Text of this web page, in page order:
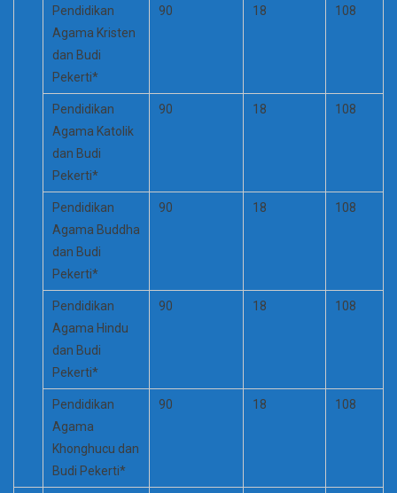
Pendidikan
Agama Kristen
dan Budi
Pekerti*
90 18 108
Pendidikan
Agama Katolik
dan Budi
Pekerti*
90 18 108
Pendidikan
Agama Buddha
dan Budi
Pekerti*
90 18 108
Pendidikan
Agama Hindu
dan Budi
Pekerti*
90 18 108
Pendidikan
Agama
Khonghucu dan
Budi Pekerti*
90 18 108